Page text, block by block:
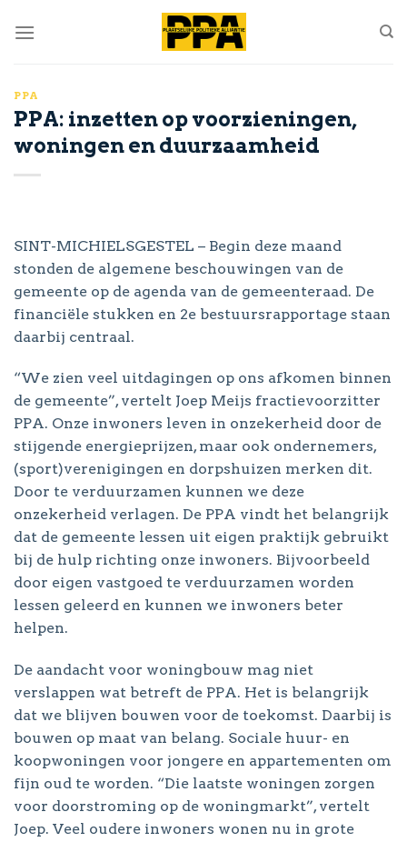
PPA
PPA: inzetten op voorzieningen,
woningen en duurzaamheid
SINT-MICHIELSGESTEL – Begin deze maand
stonden de algemene beschouwingen van de
gemeente op de agenda van de gemeenteraad. De
financiële stukken en 2e bestuursrapportage staan
daarbij centraal.
“We zien veel uitdagingen op ons afkomen binnen
de gemeente”, vertelt Joep Meijs fractievoorzitter
PPA. Onze inwoners leven in onzekerheid door de
stijgende energieprijzen, maar ook ondernemers,
(sport)verenigingen en dorpshuizen merken dit.
Door te verduurzamen kunnen we deze
onzekerheid verlagen. De PPA vindt het belangrijk
dat de gemeente lessen uit eigen praktijk gebruikt
bij de hulp richting onze inwoners. Bijvoorbeeld
door eigen vastgoed te verduurzamen worden
lessen geleerd en kunnen we inwoners beter
helpen.
De aandacht voor woningbouw mag niet
verslappen wat betreft de PPA. Het is belangrijk
dat we blijven bouwen voor de toekomst. Daarbij is
bouwen op maat van belang. Sociale huur- en
koopwoningen voor jongere en appartementen om
fijn oud te worden. “Die laatste woningen zorgen
voor doorstroming op de woningmarkt”, vertelt
Joep. Veel oudere inwoners wonen nu in grote